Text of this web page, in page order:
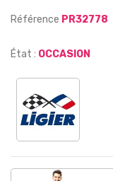
Référence PR32778
État : OCCASION